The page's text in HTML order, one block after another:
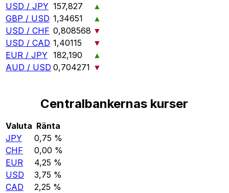
USD / JPY 157,827
▲
GBP / USD 1,34651
▲
USD / CHF 0,808568 ▼
USD / CAD 1,40115
▼
EUR / JPY 182,190
▲
AUD / USD 0,704271 ▼
Centralbankernas kurser
Valuta Ränta
JPY
0,75 %
CHF
0,00 %
EUR
4,25 %
USD
3,75 %
CAD
2,25 %